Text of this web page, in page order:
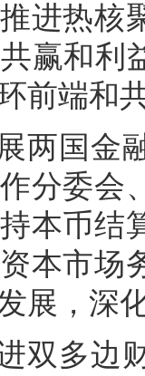
进热核
赢和利
前端和
两国金
分委会
本币结
本市场
展，深
双多边